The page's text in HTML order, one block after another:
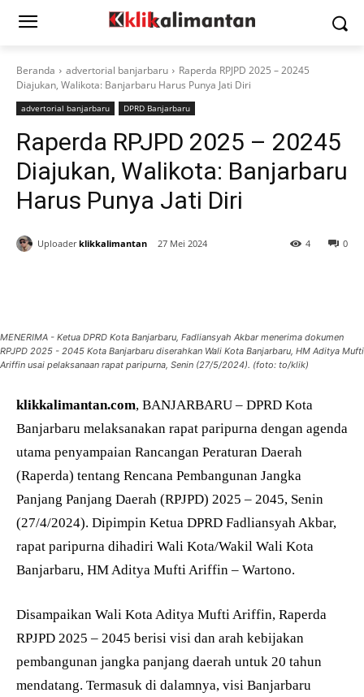
Beranda advertorial banjarbaru
Raperda RPJPD 2025 – 20245
Diajukan, Walikota: Banjarbaru Harus Punya Jati Diri
advertorial banjarbaru DPRD Banjarbaru
Raperda RPJPD 2025 – 20245
Diajukan, Walikota: Banjarbaru
Harus Punya Jati Diri
Uploader klikkalimantan 27 Mei 2024 0
4
MENERIMA - Ketua DPRD Kota Banjarbaru, Fadliansyah Akbar menerima dokumen
RPJPD 2025 - 2045 Kota Banjarbaru diserahkan Wali Kota Banjarbaru, HM Aditya Mufti
Ariffin usai pelaksanaan rapat paripurna, Senin (27/5/2024). (foto: to/klik)
klikkalimantan.com, BANJARBARU – DPRD Kota
Banjarbaru melaksanakan rapat paripurna dengan agenda
utama penyampaian Rancangan Peraturan Daerah
(Raperda) tentang Rencana Pembangunan Jangka
Panjang Panjang Daerah (RPJPD) 2025 – 2045, Senin
(27/4/2024). Dipimpin Ketua DPRD Fadliansyah Akbar,
rapat paripurna dihadiri Wali Kota/Wakil Wali Kota
Banjarbaru, HM Aditya Mufti Ariffin – Wartono.
Disampaikan Wali Kota Aditya Mufti Ariffin, Raperda
RPJPD 2025 – 2045 berisi visi dan arah kebijakan
pembangunan jangka panjang daerah untuk 20 tahun
mendatang. Termasuk di dalamnya, visi Banjarbaru